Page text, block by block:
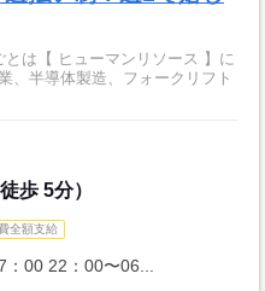
は【 ヒューマンリソース 】に
歩 5分）
全額支給
00 22：00〜06...